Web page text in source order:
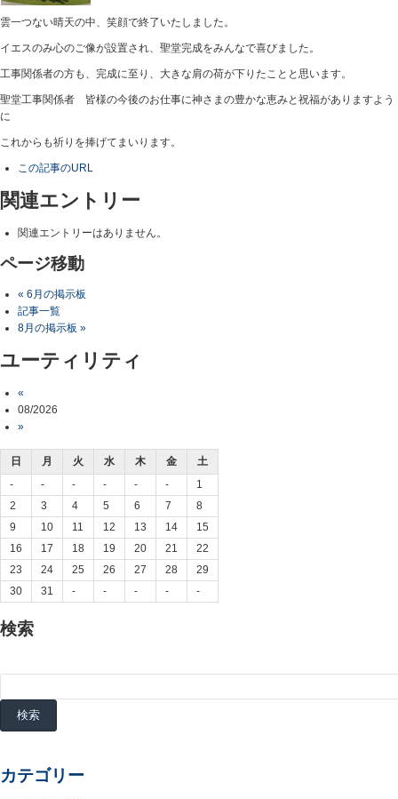
雲一つない晴天の中、笑顔で終了いたしました。
イエスのみ心のご像が設置され、聖堂完成をみんなで喜びました。
工事関係者の方も、完成に至り、大きな肩の荷が下りたことと思います。
聖堂工事関係者 皆様の今後のお仕事に神さまの豊かな恵みと祝福がありますよう
に
これからも祈りを捧げてまいります。
この記事のURL
関連エントリー
関連エントリーはありません。
ページ移動
« 6月の掲示板
記事一覧
8月の掲示板 »
ユーティリティ
«
08/2026
»
日 月 火 水 木 金
土
-
- - - - -
1
2
3 4 5 6 7
8
9
10 11 12 13 14
15
16
17 18 19 20 21
22
23
24 25 26 27 28
29
30
31 - - - - -
検索
カテゴリー